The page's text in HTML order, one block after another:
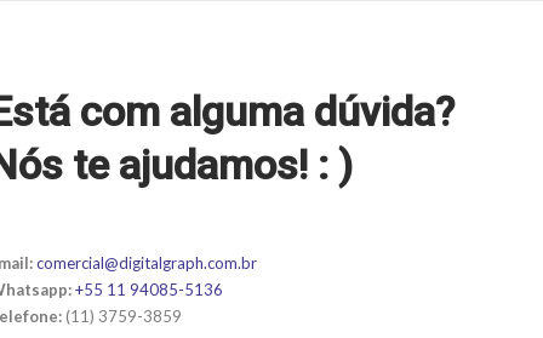
com alguma dúvida?
te ajudamos! : )
comercial@digitalgraph.com.br
+55 11 94085-5136
(11) 3759-3859